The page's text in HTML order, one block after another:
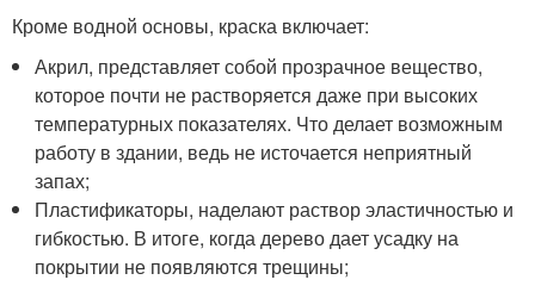
Кроме водной основы, краска включает:
Акрил, представляет собой прозрачное вещество,
которое почти не растворяется даже при высоких
температурных показателях. Что делает возможным
работу в здании, ведь не источается неприятный
запах;
Пластификаторы, наделают раствор эластичностью и
гибкостью. В итоге, когда дерево дает усадку на
покрытии не появляются трещины;